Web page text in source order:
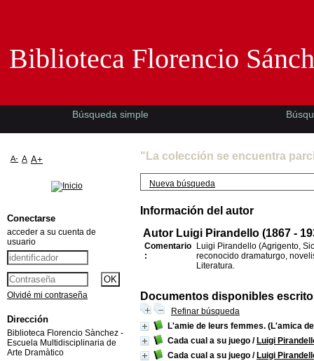
"La colección se encuentra
Nueva búsqueda
Información del autor
Autor Luigi Pirandello (1867 -
Comentario
:
Luigi Pirandello (Agrigento,
reconocido dramaturgo,
Literatura.
Documentos disponibles
Refinar búsqueda
L'amie de leurs femmes. (L'amica
Cada cual a su juego / Luigi
Cada cual a su juego / Luigi
Biblioteca Florencio
Búsqueda simple
A- A A+
Conectarse
acceder a su cuenta de
usuario
Olvidé mi contraseña
Dirección
Biblioteca Florencio Sànchez -
Escuela Multidisciplinaria de
Arte Dramàtico